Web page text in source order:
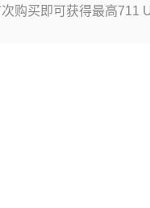
购买即可获得最高711